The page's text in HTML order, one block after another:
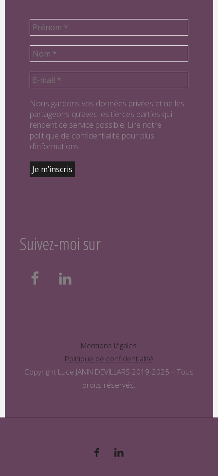
Nous gardons vos données privées et ne les
partageons qu’avec les tierces parties qui
rendent ce service possible. Lire notre
politique de confidentialité pour plus
d’informations.
Suivez-moi sur
Mentions légales
Politique de confidentialité
Copyright Luce JANIN DEVILLARS 2019-2025 – Tous
droits réservés.